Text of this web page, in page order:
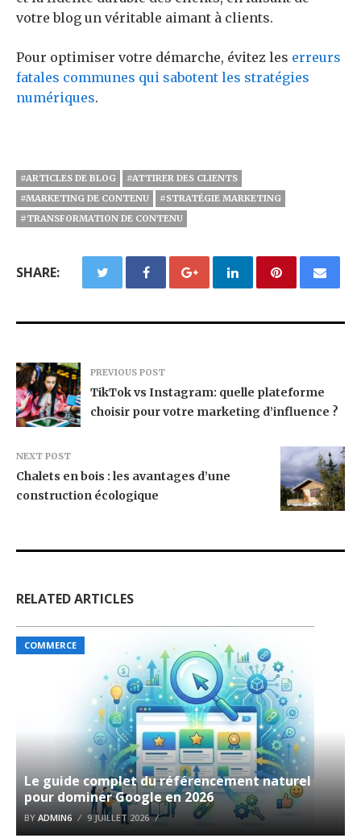
votre blog un véritable aimant à clients.
Pour optimiser votre démarche, évitez les erreurs
fatales communes qui sabotent les stratégies
numériques.
#ARTICLES DE BLOG
#ATTIRER DES CLIENTS
#MARKETING DE CONTENU
#STRATÉGIE MARKETING
#TRANSFORMATION DE CONTENU
SHARE:
PREVIOUS POST
TikTok vs Instagram: quelle plateforme
choisir pour votre marketing d’influence ?
NEXT POST
Chalets en bois : les avantages d’une
construction écologique
RELATED ARTICLES
COMMERCE
Le guide complet du référencement naturel
pour dominer Google en 2026
BY ADMIN6 9 JUILLET 2026